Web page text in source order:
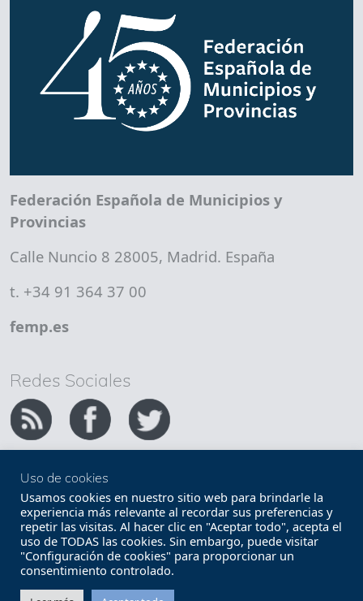
Federación Española de Municipios y
Provincias
Calle Nuncio 8 28005, Madrid. España
t. +34 91 364 37 00
femp.es
Redes Sociales
Copyright FEMP
Accesibilidad
Términos legales
Política de privacidad
Términos y condiciones de uso
Uso de cookies
Usamos cookies en nuestro sitio web para brindarle la
experiencia más relevante al recordar sus preferencias y
repetir las visitas. Al hacer clic en "Aceptar todo", acepta el
uso de TODAS las cookies. Sin embargo, puede visitar
"Configuración de cookies" para proporcionar un
consentimiento controlado.